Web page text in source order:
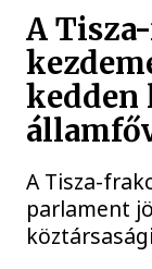
A
kedden
A Tisza-
parlament